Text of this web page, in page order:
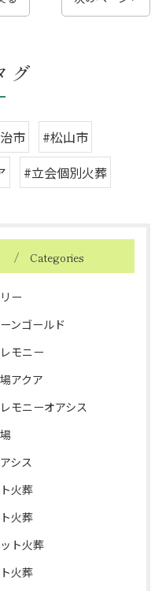
グ
市
#松山市
#立会個別火葬
Categories
ー
ンゴールド
モニー
アクア
モニーオアシス
シス
火葬
火葬
ト火葬
火葬